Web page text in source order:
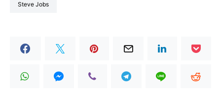
Steve Jobs